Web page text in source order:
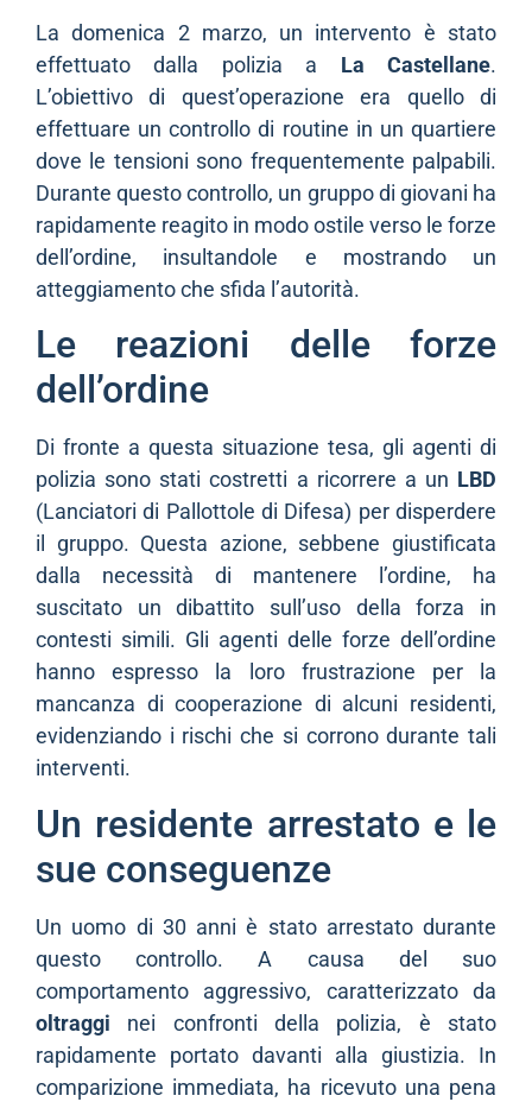
La domenica 2 marzo, un intervento è stato
effettuato dalla polizia a La Castellane.
L’obiettivo di quest’operazione era quello di
effettuare un controllo di routine in un quartiere
dove le tensioni sono frequentemente palpabili.
Durante questo controllo, un gruppo di giovani ha
rapidamente reagito in modo ostile verso le forze
dell’ordine, insultandole e mostrando un
atteggiamento che sfida l’autorità.
Le reazioni delle forze
dell’ordine
Di fronte a questa situazione tesa, gli agenti di
polizia sono stati costretti a ricorrere a un LBD
(Lanciatori di Pallottole di Difesa) per disperdere
il gruppo. Questa azione, sebbene giustificata
dalla necessità di mantenere l’ordine, ha
suscitato un dibattito sull’uso della forza in
contesti simili. Gli agenti delle forze dell’ordine
hanno espresso la loro frustrazione per la
mancanza di cooperazione di alcuni residenti,
evidenziando i rischi che si corrono durante tali
interventi.
Un residente arrestato e le
sue conseguenze
Un uomo di 30 anni è stato arrestato durante
questo controllo. A causa del suo
comportamento aggressivo, caratterizzato da
oltraggi nei confronti della polizia, è stato
rapidamente portato davanti alla giustizia. In
comparizione immediata, ha ricevuto una pena